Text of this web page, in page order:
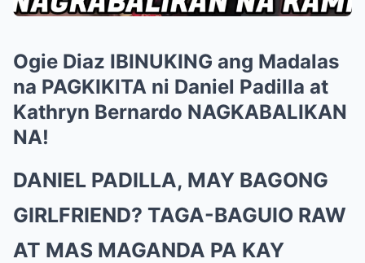
Ogie Diaz IBINUKING ang Madalas
na PAGKIKITA ni Daniel Padilla at
Kathryn Bernardo NAGKABALIKAN
NA!
DANIEL PADILLA, MAY BAGONG
GIRLFRIEND? TAGA-BAGUIO RAW
AT MAS MAGANDA PA KAY